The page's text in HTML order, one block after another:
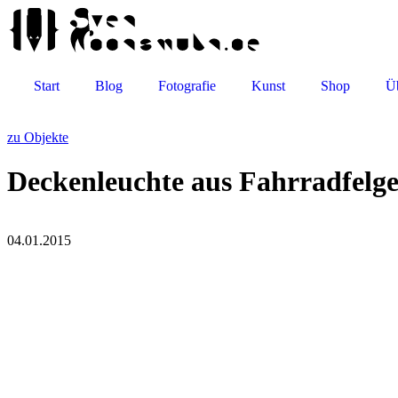
Start Blog Fotografie Kunst Shop
zu Objekte
Deckenleuchte aus Fahrradfelge
04.01.2015